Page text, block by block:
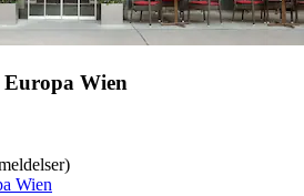
Wien
Wien